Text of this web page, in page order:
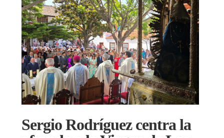
Sergio Rodríguez centra la